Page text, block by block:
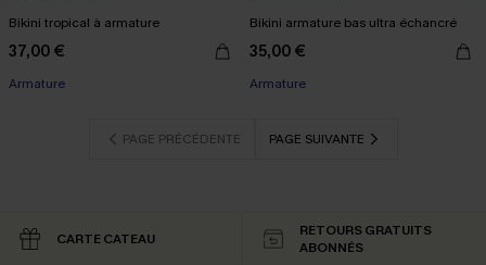
Bikini tropical à armature
37,00 €
Armature
Bikini armature bas ultra échancré
35,00 €
Armature
PAGE PRÉCÉDENTE PAGE SUIVANTE
CARTE CATEAU
RETOURS GRATUITS
ABONNÉS